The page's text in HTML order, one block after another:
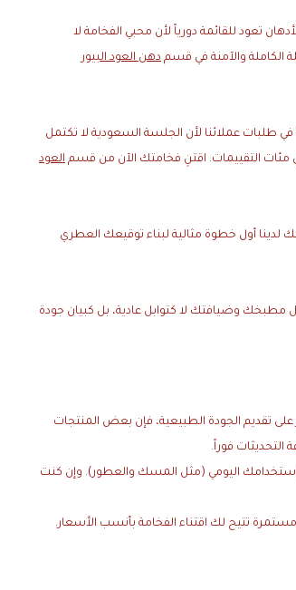
تعود للقائمة دورياً لأن محبي الفخامة لا
الكاملة والآمنة في قسم دهن العود البيور
في طلبات عملائنا لأن الجلسة السعودية لا تكتمل
مئات التقييمات. اقتنِ فخامتك الآن من قسم العود
لدينا أول خطوة مثالية لبناء توقيعك العطري
مطبخك وضيافتك لا كتوابل عادية، بل كبيان جودة
على تقديم الجودة الطبيعية، فإن بعض المنتجات
التحديثات فوراً.
اليومي (مثل المسك والعطور). وإن كنت
تتيح لك اقتناء الفخامة بأنسب الأسعار.